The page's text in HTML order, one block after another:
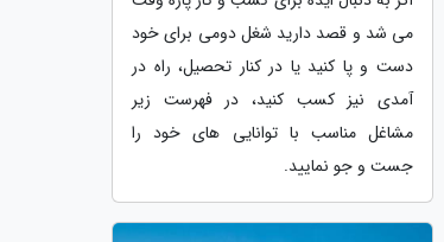
می شد و قصد دارید شغل دومی برای خود
دست و پا کنید یا در کنار تحصیل، راه در
آمدی نیز کسب کنید، در فهرست زیر
مشاغل مناسب با توانایی های خود را
جست و جو نمایید.